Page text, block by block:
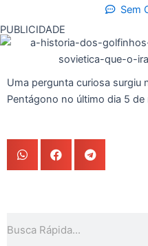
Sem
PUBLICIDADE
Uma pergunta curiosa surgiu
Pentágono no último dia 5